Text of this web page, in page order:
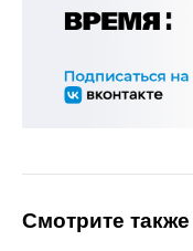
Смотрите также